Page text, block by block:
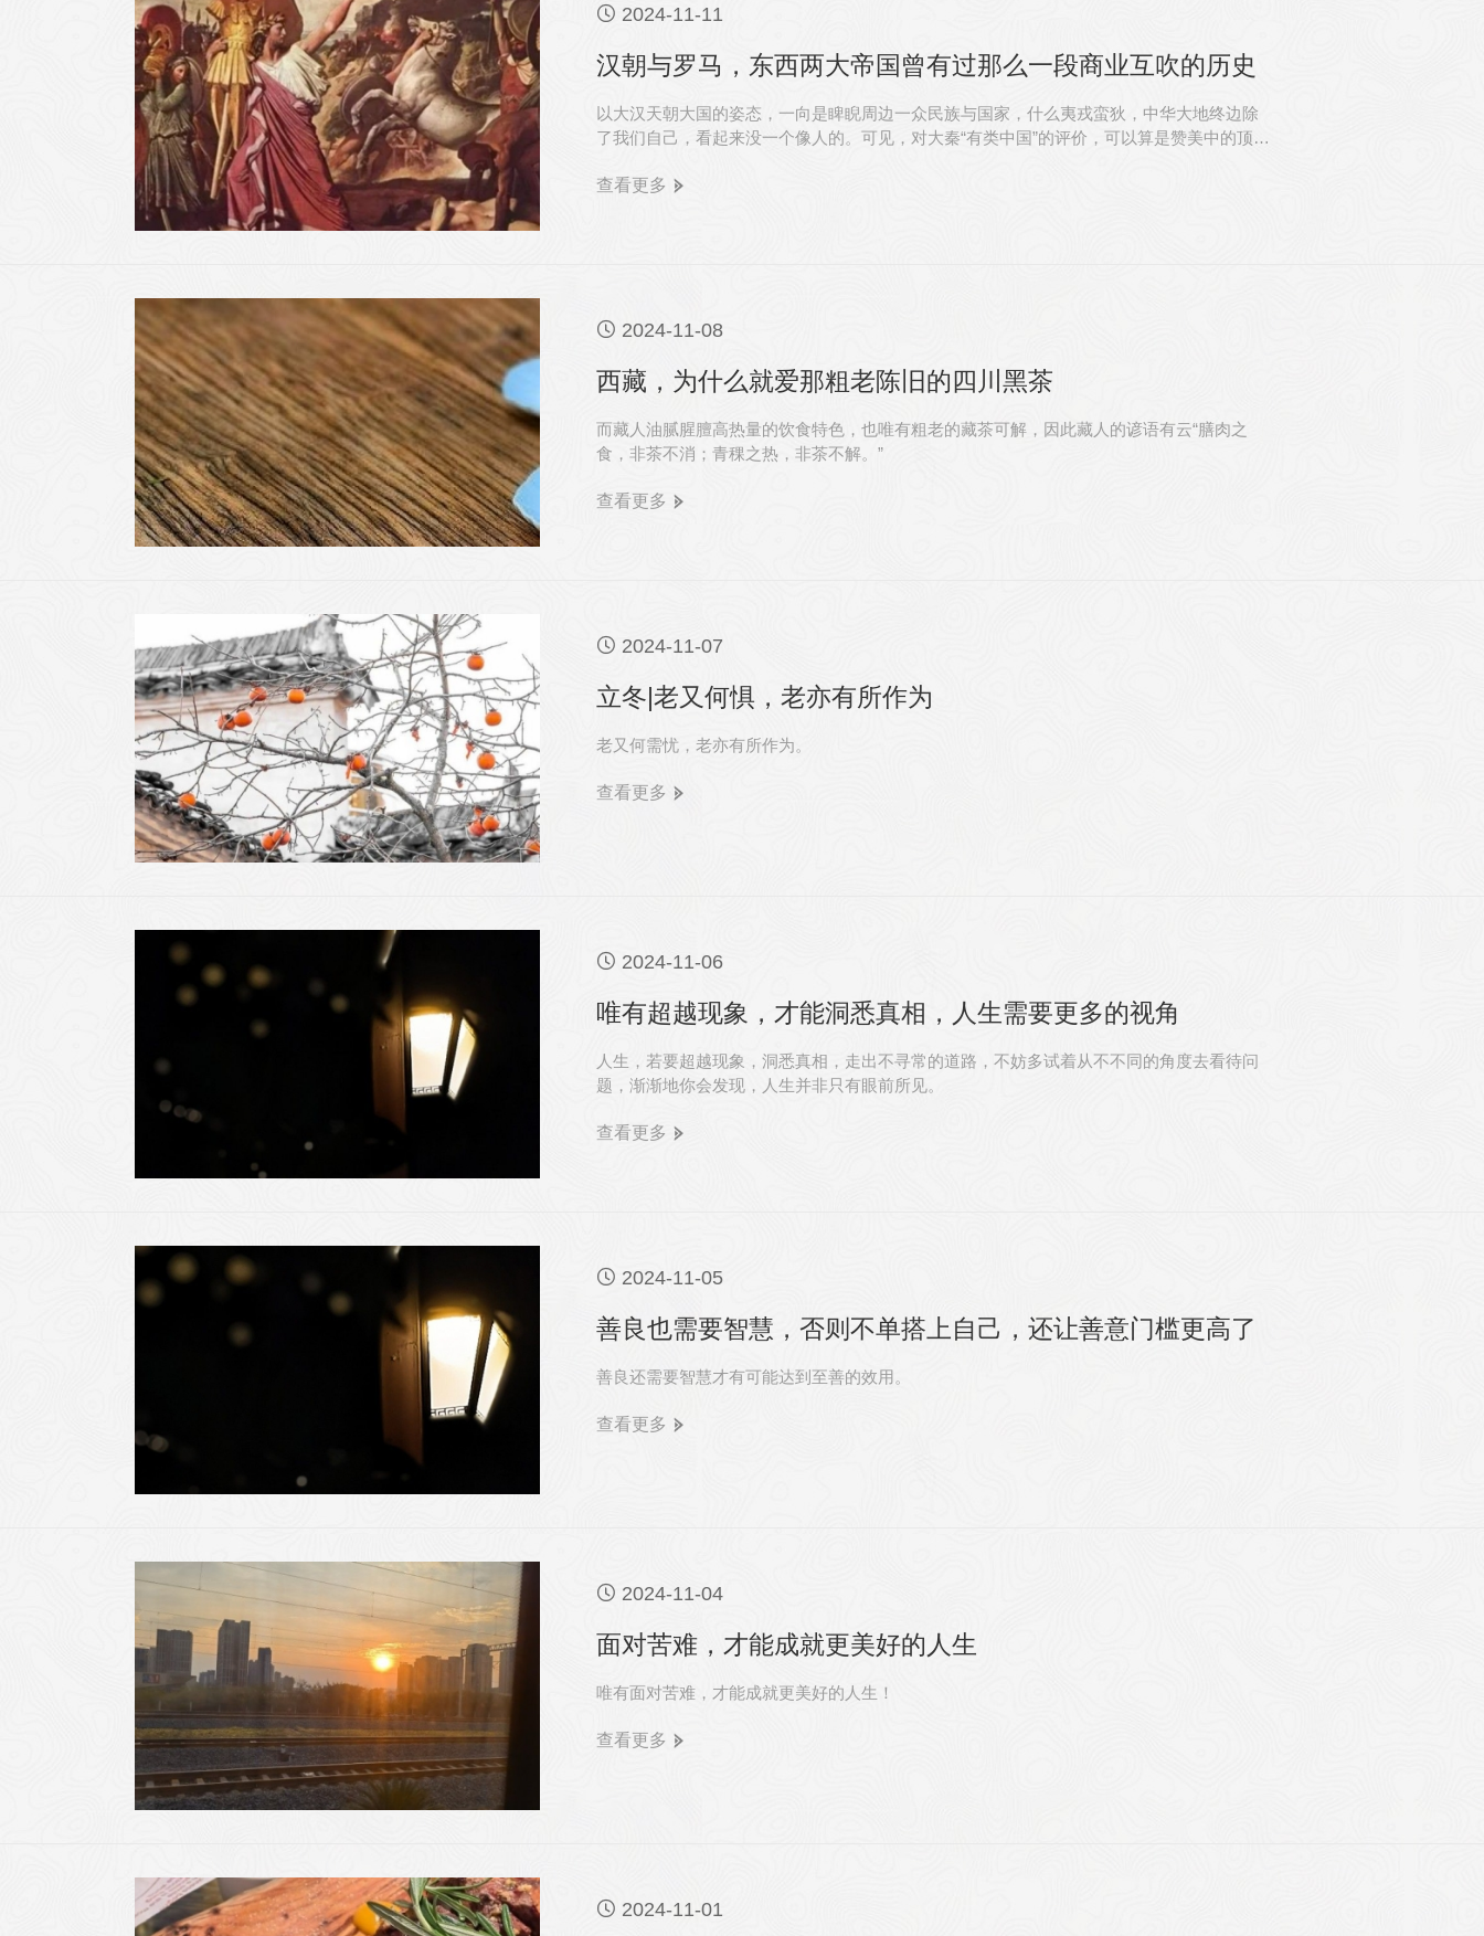
 2024-11-11
汉朝与罗马，东西两大帝国曾有过那么一段商业互吹的历史
以大汉天朝大国的姿态，一向是睥睨周边一众民族与国家，什么夷戎蛮狄，中华大地终边除
了我们自己，看起来没一个像人的。可见，对大秦“有类中国”的评价，可以算是赞美中的顶配
查看更多
 2024-11-08
西藏，为什么就爱那粗老陈旧的四川黑茶
而藏人油腻腥膻高热量的饮食特色，也唯有粗老的藏茶可解，因此藏人的谚语有云“膳肉之
食，非茶不消；青稞之热，非茶不解。”
查看更多
 2024-11-07
立冬|老又何惧，老亦有所作为
老又何需忧，老亦有所作为。
查看更多
 2024-11-06
唯有超越现象，才能洞悉真相，人生需要更多的视角
人生，若要超越现象，洞悉真相，走出不寻常的道路，不妨多试着从不不同的角度去看待问
题，渐渐地你会发现，人生并非只有眼前所见。
查看更多
 2024-11-05
善良也需要智慧，否则不单搭上自己，还让善意门槛更高了
善良还需要智慧才有可能达到至善的效用。
查看更多
 2024-11-04
面对苦难，才能成就更美好的人生
唯有面对苦难，才能成就更美好的人生！
查看更多
 2024-11-01